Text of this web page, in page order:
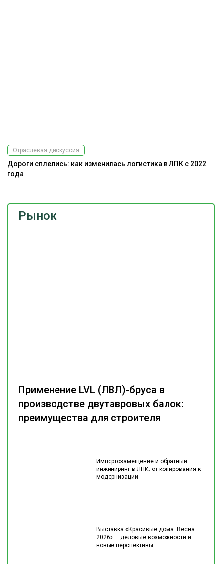
Рынок
Импортозамещение и обратный
инжиниринг в ЛПК: от копирования к
модернизации
Выставка «Красивые дома. Весна
2026» — деловые возможности и
новые перспективы
Применение LVL (ЛВЛ)-бруса в
производстве двутавровых балок:
преимущества для строителя
Отраслевая дискуссия
Дороги сплелись: как изменилась логистика в ЛПК с 2022
года